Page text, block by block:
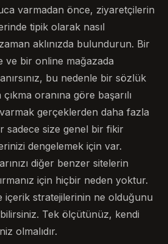
varmadan önce, ziyaretçilerin
tipik olarak nasıl
aklınızda bulundurun. Bir
ve bir online mağazada
bu nedenle bir sözlük
oranına göre başarılı
gerçeklerden daha fazla
sadece size genel bir fikir
dengelemek için var.
diğer benzer sitelerin
için hiçbir neden yoktur.
içerik stratejilerinin ne olduğunu
Tek ölçütünüz, kendi
olmalıdır.